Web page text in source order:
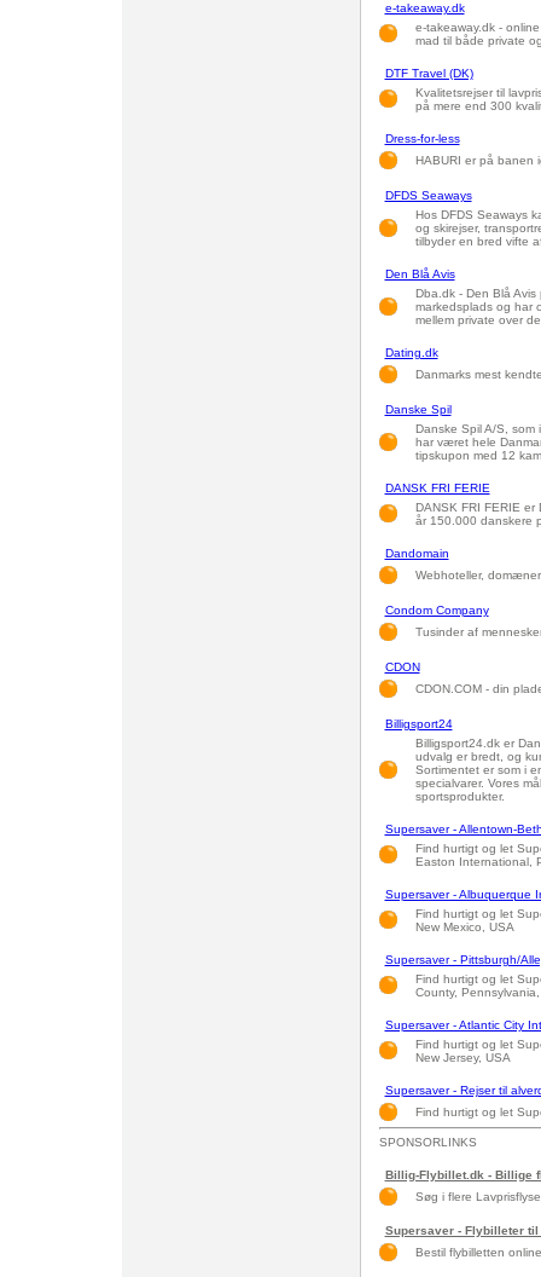
e-takeaway.dk
e-takeaway.dk -
mad til både private
DTF Travel (DK)
Kvalitetsrejser til
på mere end 300
Dress-for-less
HABURI er på banen
DFDS Seaways
Hos DFDS Seaways
og skirejser,
tilbyder en bred vifte
Den Blå Avis
Dba.dk - Den Blå
markedsplads og har
mellem private over
Dating.dk
Danmarks mest
Danske Spil
Danske Spil A/S,
har været hele
tipskupon med 12
DANSK FRI FERIE
DANSK FRI FERIE
år 150.000 danskere
Dandomain
Webhoteller,
Condom Company
Tusinder af
CDON
CDON.COM - din
Billigsport24
Billigsport24.dk er
udvalg er bredt, og
Sortimentet er som i
specialvarer. Vores
sportsprodukter.
Supersaver - Allentown-
Find hurtigt og let
Easton International,
Supersaver - Albuquerque
Find hurtigt og let
New Mexico, USA
Supersaver - Pittsburgh/
Find hurtigt og let
County,
Supersaver - Atlantic City
Find hurtigt og let
New Jersey, USA
Supersaver - Rejser til
Find hurtigt og let
SPONSORLINKS
Billig-Flybillet.dk - Billige
Søg i flere
Supersaver - Flybilleter
Bestil flybilletten